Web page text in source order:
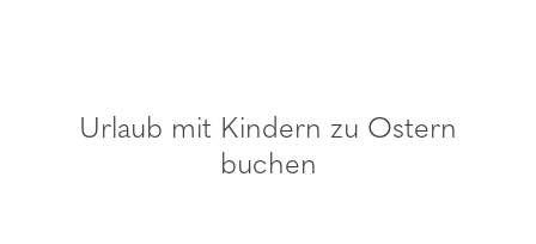
Urlaub mit Kindern zu Ostern
buchen